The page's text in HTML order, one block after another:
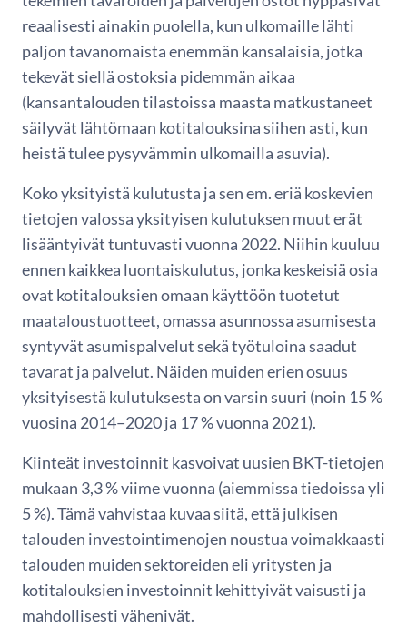
reaalisesti ainakin puolella, kun ulkomaille lähti
paljon tavanomaista enemmän kansalaisia, jotka
tekevät siellä ostoksia pidemmän aikaa
(kansantalouden tilastoissa maasta matkustaneet
säilyvät lähtömaan kotitalouksina siihen asti, kun
heistä tulee pysyvämmin ulkomailla asuvia).
Koko yksityistä kulutusta ja sen em. eriä koskevien
tietojen valossa yksityisen kulutuksen muut erät
lisääntyivät tuntuvasti vuonna 2022. Niihin kuuluu
ennen kaikkea luontaiskulutus, jonka keskeisiä osia
ovat kotitalouksien omaan käyttöön tuotetut
maataloustuotteet, omassa asunnossa asumisesta
syntyvät asumispalvelut sekä työtuloina saadut
tavarat ja palvelut. Näiden muiden erien osuus
yksityisestä kulutuksesta on varsin suuri (noin 15 %
vuosina 2014−2020 ja 17 % vuonna 2021).
Kiinteät investoinnit kasvoivat uusien BKT-tietojen
mukaan 3,3 % viime vuonna (aiemmissa tiedoissa yli
5 %). Tämä vahvistaa kuvaa siitä, että julkisen
talouden investointimenojen noustua voimakkaasti
talouden muiden sektoreiden eli yritysten ja
kotitalouksien investoinnit kehittyivät vaisusti ja
mahdollisesti vähenivät.